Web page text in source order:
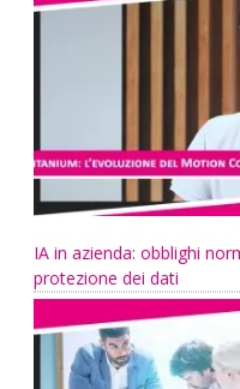
IA in azienda: obblighi
protezione dei dati